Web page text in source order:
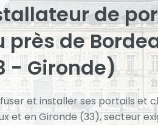
de
près de
- Gironde)
et installer ses portails et
et en Gironde (33), secteur